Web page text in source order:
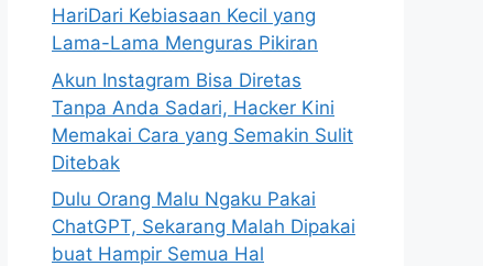
HariDari Kebiasaan Kecil yang
Lama-Lama Menguras Pikiran
Akun Instagram Bisa Diretas
Tanpa Anda Sadari, Hacker Kini
Memakai Cara yang Semakin Sulit
Ditebak
Dulu Orang Malu Ngaku Pakai
ChatGPT, Sekarang Malah Dipakai
buat Hampir Semua Hal